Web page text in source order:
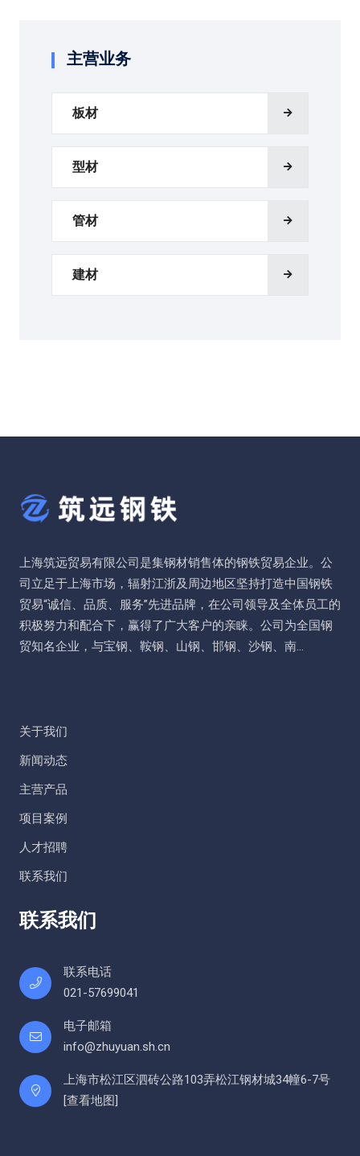
主营业务
板材
型材
管材
建材
上海筑远贸易有限公司是集钢材销售体的钢铁贸易企业。公
司立足于上海市场，辐射江浙及周边地区坚持打造中国钢铁
贸易“诚信、品质、服务”先进品牌，在公司领导及全体员工的
积极努力和配合下，赢得了广大客户的亲睐。公司为全国钢
贸知名企业，与宝钢、鞍钢、山钢、邯钢、沙钢、南...
关于我们
新闻动态
主营产品
项目案例
人才招聘
联系我们
联系我们
联系电话
021-57699041
电子邮箱
info@zhuyuan.sh.cn
上海市松江区泗砖公路103弄松江钢材城34幢6-7号
[查看地图]